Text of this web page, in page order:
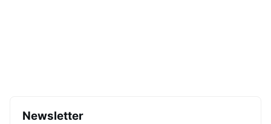
Newsletter